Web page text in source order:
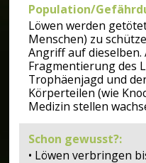
Population/
Löwen werden
Menschen) zu
Angriff auf
Fragmentierung des
Trophäenjagd und
Körperteilen (wie
Medizin stellen
Schon gewusst?:
• Löwen verbringen